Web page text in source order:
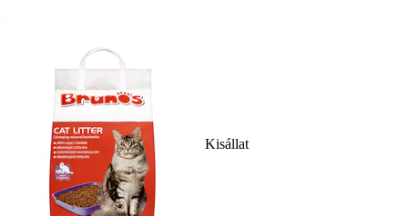
Kisállat